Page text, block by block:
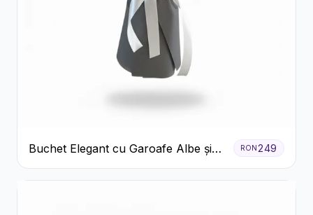
Buchet Elegant cu Garoafe Albe și
Eucalipt
RON249